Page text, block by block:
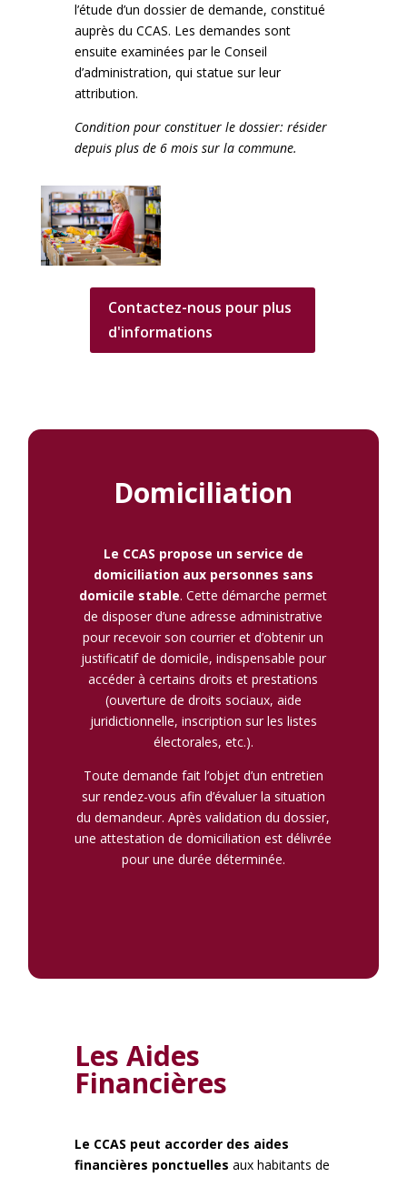
l’étude d’un dossier de demande, constitué
auprès du CCAS. Les demandes sont
ensuite examinées par le Conseil
d’administration, qui statue sur leur
attribution.
Condition pour constituer le dossier: résider
depuis plus de 6 mois sur la commune.
Contactez-nous pour plus
d'informations
Domiciliation
Le CCAS propose un service de
domiciliation aux personnes sans
domicile stable. Cette démarche permet
de disposer d’une adresse administrative
pour recevoir son courrier et d’obtenir un
justificatif de domicile, indispensable pour
accéder à certains droits et prestations
(ouverture de droits sociaux, aide
juridictionnelle, inscription sur les listes
électorales, etc.).
Toute demande fait l’objet d’un entretien
sur rendez-vous afin d’évaluer la situation
du demandeur. Après validation du dossier,
une attestation de domiciliation est délivrée
pour une durée déterminée.
Les Aides
Financières
Le CCAS peut accorder des aides
financières ponctuelles aux habitants de